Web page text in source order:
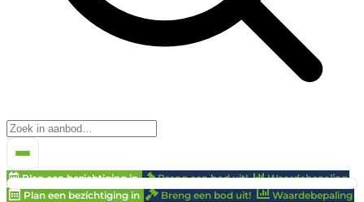
Plan een bezichtiging in Breng een bod uit!
Waardebepaling
Plan een bezichtiging in
Breng een bod uit! Waardebepaling